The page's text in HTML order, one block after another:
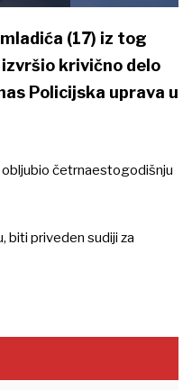
(17) iz tog
krivično delo
Policijska uprava u
obljubio četrnaestogodišnju
biti priveden sudiji za